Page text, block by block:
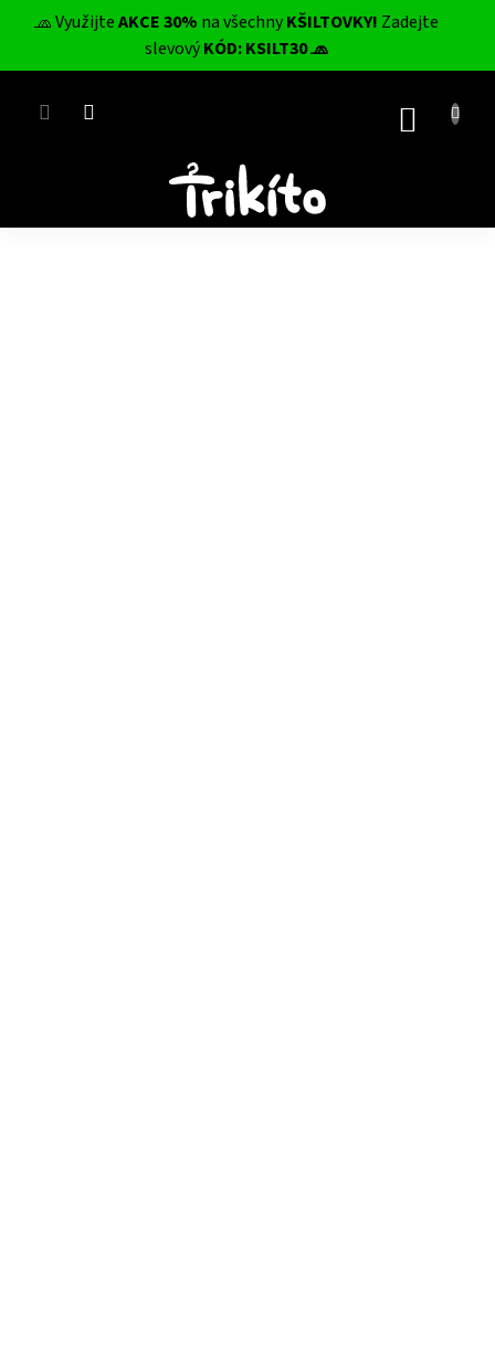
🧢 VyužijteAKCE 30% na všechnyKŠILTOVKY! Zadejte
slevovýKÓD: KSILT30 🧢
CZK